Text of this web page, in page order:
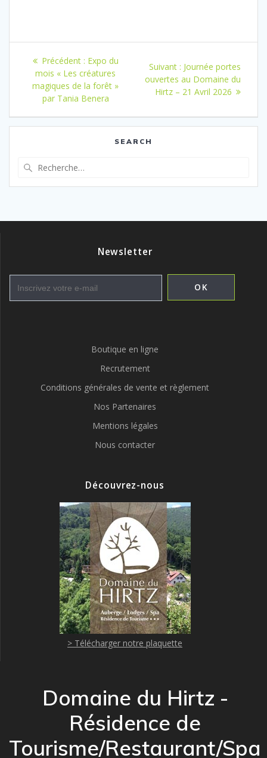
Navigation
de
l’article
Précédent : Article
précédent
:
Expo du
mois « Les créatures
magiques de la forêt »
par Tania Benera
Suivant : Article
suivant
:
Journée portes
ouvertes au Domaine du
Hirtz – 21 Avril 2026
SEARCH
:
Newsletter
Boutique en ligne
Recrutement
Conditions générales de vente et règlement
Nos Partenaires
Mentions légales
Nous contacter
Découvrez-nous
> Télécharger notre plaquette
Domaine du Hirtz -
Résidence de
Tourisme/Restaurant/Spa